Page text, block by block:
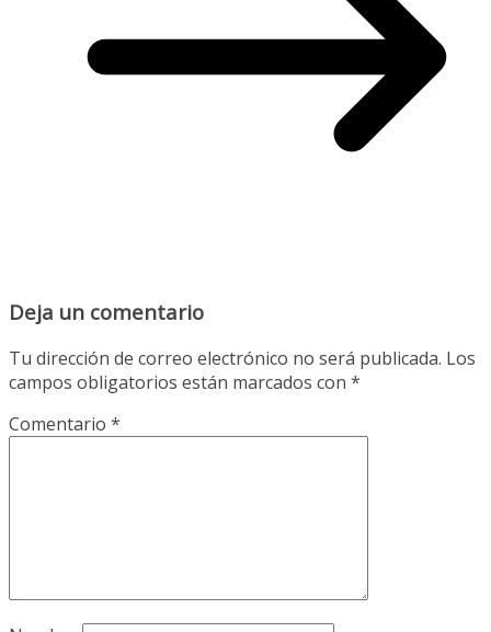
Deja un comentario
Tu dirección de correo electrónico no será publicada. Los
campos obligatorios están marcados con *
Comentario *